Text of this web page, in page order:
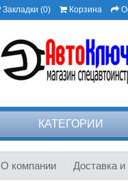
Закладки (0) Корзина
КАТЕГОРИИ
О компании Доставка